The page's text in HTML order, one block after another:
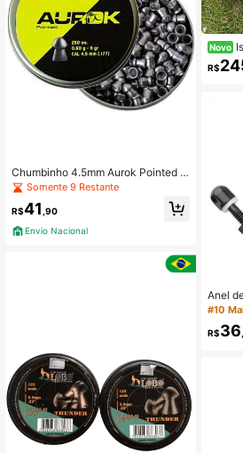
Chumbinho 4.5mm Aurok Pointed p
ara Carabina de Pressão 250un
Somente 9 Restante
R$41 ,90
Envio Nacional
Novo
de
rias
R$
Anel
5
#10
R$36